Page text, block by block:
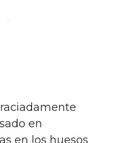
en
en los huesos